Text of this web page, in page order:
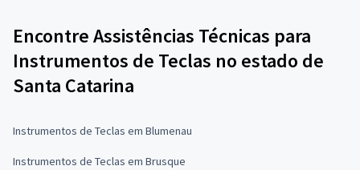
Encontre Assistências Técnicas para
Instrumentos de Teclas no estado de
Santa Catarina
Instrumentos de Teclas em Blumenau
Instrumentos de Teclas em Brusque